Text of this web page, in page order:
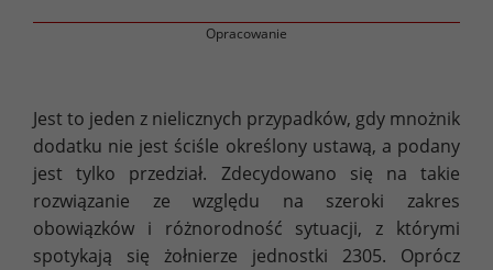
Opracowanie
Jest to jeden z nielicznych przypadków, gdy mnożnik
dodatku nie jest ściśle określony ustawą, a podany
jest tylko przedział. Zdecydowano się na takie
rozwiązanie ze względu na szeroki zakres
obowiązków i różnorodność sytuacji, z którymi
spotykają się żołnierze jednostki 2305. Oprócz